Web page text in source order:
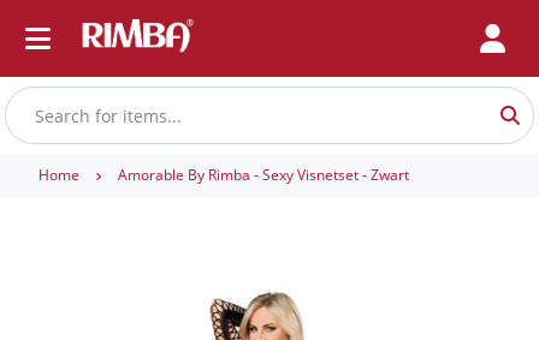
Home Amorable By Rimba - Sexy Visnetset - Zwart